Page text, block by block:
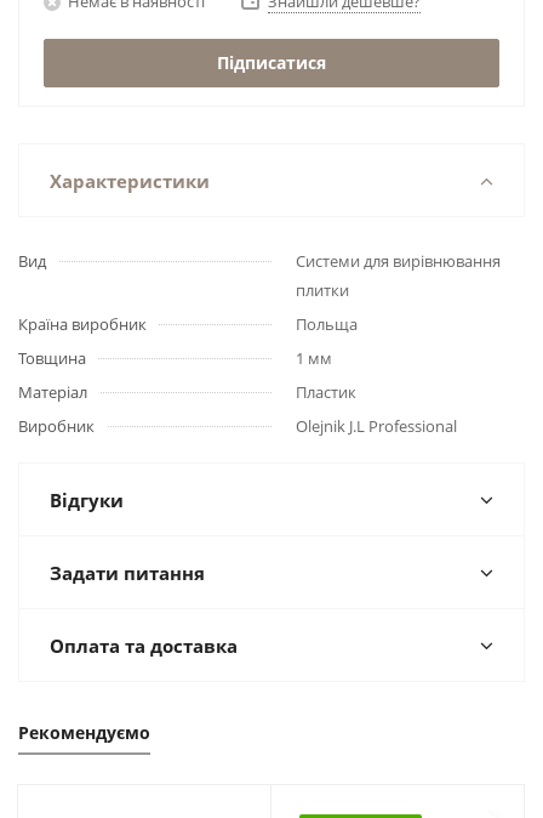
Підписатися
Характеристики
Вид
Системи для вирівнювання
плитки
Країна виробник
Польща
Товщина
1 мм
Матеріал
Пластик
Виробник
Olejnik J.L Professional
Відгуки
Задати питання
Оплата та доставка
Рекомендуємо